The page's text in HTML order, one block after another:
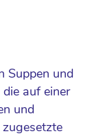
Suppen und
auf einer
und